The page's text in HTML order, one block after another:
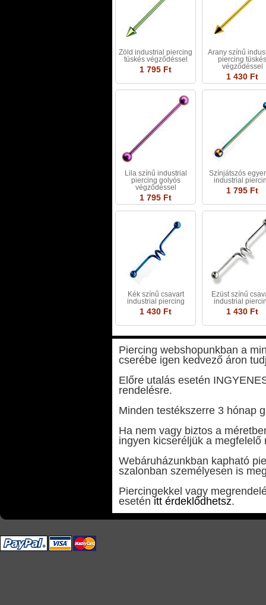
Zöld industrial piercing
tüskés végződéssel
1 795 Ft
Arany színű
piercing tüskés
végződéssel
1 430 Ft
Lila színű industrial
piercing golyós
végződéssel
1 795 Ft
Színjátszós
industrial
1 795 Ft
Kék színű csavart
industrial piercing
1 430 Ft
Ezüst színű
industrial
1 430 Ft
Piercing webshopunkban a
cserébe igen kedvező áron
Előre utalás esetén
rendelésre.
Minden testékszerre 3 hónap
Ha nem vagy biztos a
ingyen kicseréljük a megfelelő
Webáruházunkban kapható
szalonban személyesen is
Piercingekkel vagy
esetén itt érdeklődhetsz.